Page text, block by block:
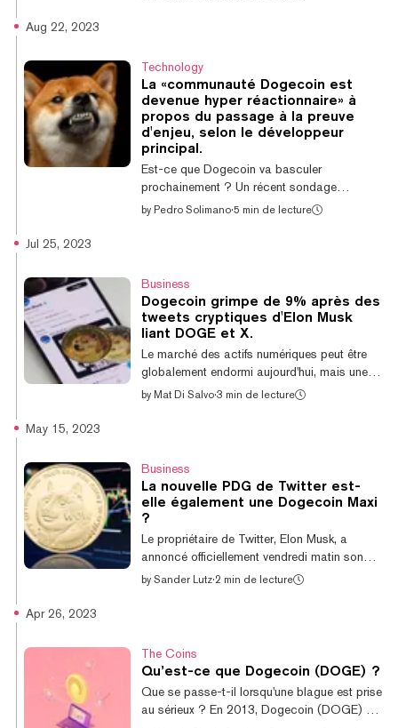
Bitcoin et que la monnaie mème célèbre son
10e anniversaire aujourd'hui. Le Dogecoin a
été lancé initialement le 6 décembre 2013
par les créateurs Billy Markus et Jackson
Palmer. La dernière fois que le Dogecoin...
Aug 22, 2023
Technology
La «communauté Dogecoin est
devenue hyper réactionnaire» à
propos du passage à la preuve
d'enjeu, selon le développeur
principal.
Est-ce que Dogecoin va basculer
prochainement ? Un récent sondage
demandant à sa communauté si elle serait
mécanisme de consensus que Bitcoin
appelé preuve de travail. If Dogecoin was
stakeable, would you stake it? $DOGE 🐕 —
Marshall Hayner (@MarshallHayner) August
20, 2023 Ce mécanisme de consensus, qui
utilise le mining pour va...
by Pedro Solimano·5 min de lecture
Jul 25, 2023
Business
Dogecoin grimpe de 9% après des
tweets cryptiques d'Elon Musk
liant DOGE et X.
Le marché des actifs numériques peut être
globalement endormi aujourd'hui, mais une
cryptomonnaie est en plein essor : Dogecoin.
cours de la dernière semaine, il a augmenté
de 19 %, ce qui en fait l'une des meilleures
performances parmi les cryptomonnaies. La
cryptomonnaie mème originale a connu une
augmentation de prix lorsque le PDG de...
by Mat Di Salvo·3 min de lecture
May 15, 2023
Business
La nouvelle PDG de Twitter est-
elle également une Dogecoin Maxi
?
Le propriétaire de Twitter, Elon Musk, a
annoncé officiellement vendredi matin son
remplacement en tant que PDG : Linda
20 ans avant cela à diriger la publicité pour
le conglomérat de médias Turner
Broadcasting. Cependant, on en sait
relativement peu sur ses opinions sur les
by Sander Lutz·2 min de lecture
Apr 26, 2023
The Coins
Qu’est-ce que Dogecoin (DOGE) ?
Que se passe-t-il lorsqu'une blague est prise
au sérieux ? En 2013, Dogecoin (DOGE) a